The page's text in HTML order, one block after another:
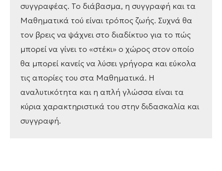
συγγραφέας. Το διάβασμα, η συγγραφή και τα
Μαθηματικά τού είναι τρόπος ζωής. Συχνά θα
τον βρεις να ψάχνει στο διαδίκτυο για το πώς
μπορεί να γίνει το «στέκι» ο χώρος στον οποίο
θα μπορεί κανείς να λύσει γρήγορα και εύκολα
τις απορίες του στα Μαθηματικά. Η
αναλυτικότητα και η απλή γλώσσα είναι τα
κύρια χαρακτηριστικά του στην διδασκαλία και
συγγραφή.